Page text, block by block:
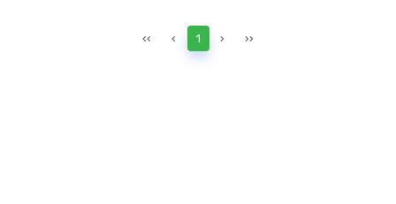
‹‹ ‹ 1 › ››